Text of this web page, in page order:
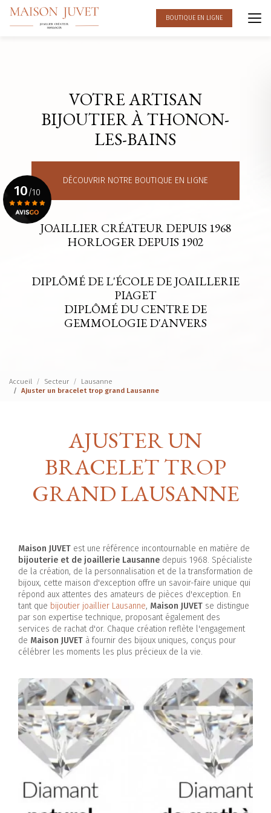
Aller
contenu
BOUTIQUE EN LIGNE
VOTRE ARTISAN
BIJOUTIER À THONON-
LES-BAINS
DÉCOUVRIR NOTRE BOUTIQUE EN LIGNE
JOAILLIER CRÉATEUR DEPUIS 1968
HORLOGER DEPUIS 1902
DIPLÔMÉ DE L'ÉCOLE DE JOAILLERIE
PIAGET
DIPLÔMÉ DU CENTRE DE
GEMMOLOGIE D'ANVERS
10/10
Voir le certificat
Accueil Secteur
Lausanne
Ajuster un bracelet trop grand Lausanne
AJUSTER UN
BRACELET TROP
GRAND LAUSANNE
Maison JUVET est une référence incontournable en matière de
bijouterie et de joaillerie Lausanne depuis 1968. Spécialiste
de la création, de la personnalisation et de la transformation de
bijoux, cette maison d'exception offre un savoir-faire unique qui
répond aux attentes des amateurs de pièces d'exception. En
tant que bijoutier joaillier Lausanne, Maison JUVET se distingue
par son expertise technique, proposant également des
services de rachat d'or. Chaque création reflète l'engagement
de Maison JUVET à fournir des bijoux uniques, conçus pour
célébrer les moments les plus précieux de la vie.